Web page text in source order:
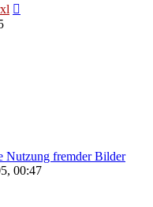
Nutzung fremder Bilder
00:47